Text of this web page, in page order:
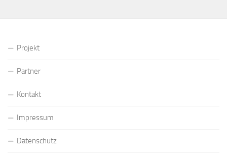
Projekt
Partner
Kontakt
Impressum
Datenschutz